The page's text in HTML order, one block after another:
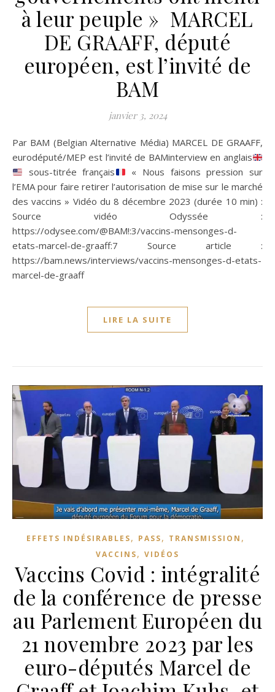
à leur peuple » MARCEL
DE GRAAFF, député
européen, est l’invité de
BAM
janvier 3, 2024
Par BAM (Belgian Alternative Média) MARCEL DE GRAAFF,
eurodéputé/MEP est l’invité de BAMinterview en anglais
sous-titrée français
« Nous faisons pression sur
l’EMA pour faire retirer l’autorisation de mise sur le marché
des vaccins » Vidéo du 8 décembre 2023 (durée 10 min) :
Source vidéo Odyssée :
https://odysee.com/@BAM!:3/vaccins-mensonges-d-
etats-marcel-de-graaff:7 Source article :
https://bam.news/interviews/vaccins-mensonges-d-etats-
marcel-de-graaff
LIRE LA SUITE
EFFETS INDÉSIRABLES, PASS, TRANSMISSION ,
VACCINS, VIDÉOS
Vaccins Covid : intégralité
de la conférence de presse
au Parlement Européen du
21 novembre 2023 par les
euro-députés Marcel de